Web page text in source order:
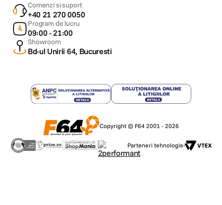
Comenzi si suport
+40 21 270 0050
Program de lucru
09:00 - 21:00
Showroom
Bd-ul Unirii 64, Bucuresti
Copyright © F64 2001 - 2026
Parteneri tehnologie: